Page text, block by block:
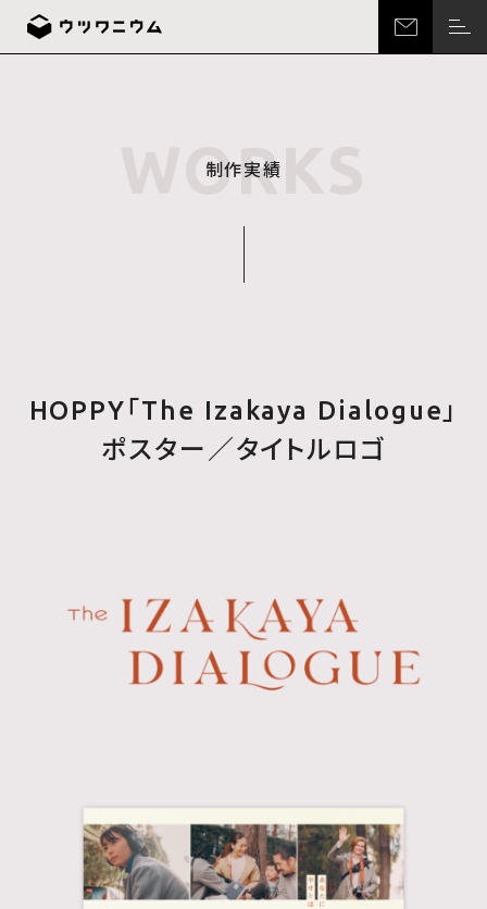
制作実績
WORKS
HOPPY​「The Izakaya Dialogue」​
ポスター／タイトルロゴ